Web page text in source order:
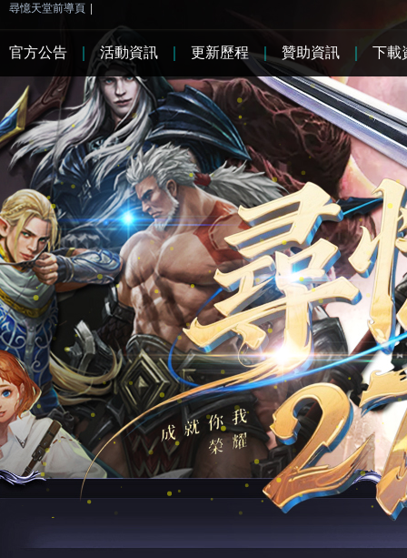
尋憶天堂前導頁